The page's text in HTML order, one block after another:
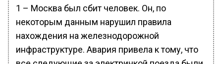
1 – Москва был сбит человек. Он, по
некоторым данным нарушил правила
нахождения на железнодорожной
инфраструктуре. Авария привела к тому, что